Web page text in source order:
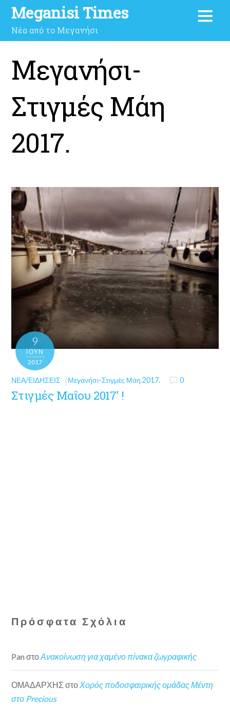
Meganisi Times
Νέα από το Μεγανήσι
Μεγανήσι-
Στιγμές Μάη
2017.
9
ΙΟΎΝ
2017
ΝΈΑ/ΕΙΔΉΣΕΙΣ Μεγανήσι-Στιγμές Μάη 2017. 0
Στιγμές Μαΐου 2017’ !
Πρόσφατα Σχόλια
Pan στοΑνακοίνωση για χαμένο πίνακα ζωγραφικής
ΟΜΑΔΑΡΧΗΣ στοΧορός ποδοσφαιρικής ομάδας Μέντη
στο Precious